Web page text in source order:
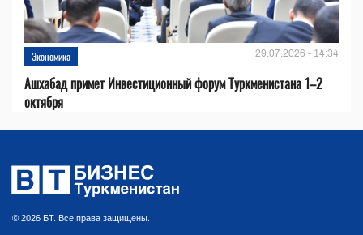
Экономика 29.07.2026 - 14:34
Ашхабад примет Инвестиционный форум Туркменистана 1–2
октября
© 2026 БТ. Все права защищены.